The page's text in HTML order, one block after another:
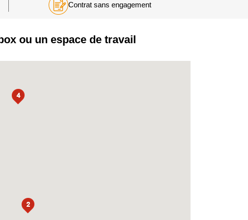
Contrat sans engagement
ou un espace de travail